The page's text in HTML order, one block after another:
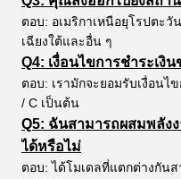
ตอบ: อเมริกาเหนือยุโรปตะวั
เฉียงใต้และอื่น ๆ
Q4: เงื่อนไขการชำระเงิ
ตอบ: เรามักจะยอมรับเงื่อนไ
/ C เป็นต้น
Q5: ฉันสามารถผสมพลัง
ได้หรือไม่
ตอบ: ได้โมเดลที่แตกต่างกัน